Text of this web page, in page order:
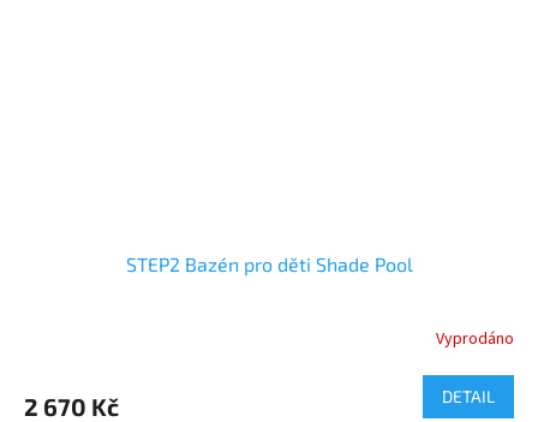
STEP2 Bazén pro děti Shade Pool
Vyprodáno
2 670 Kč DETAIL